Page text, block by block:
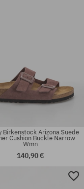
veľkosti:
38; 39; 40; 41
Birkenstock Arizona Suede
Cushion Buckle Narrow
Wmn
140,90 €